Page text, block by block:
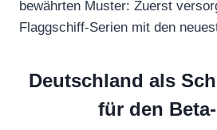
bewährten Muster: Zuerst
Flaggschiff-Serien mit den
Deutschland als
für den